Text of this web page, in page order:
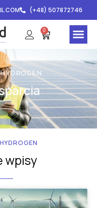
(+48) 507872746
0
wpisy